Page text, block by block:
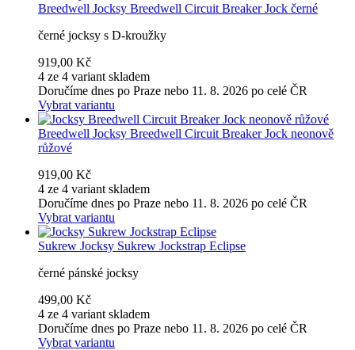
Breedwell Jocksy Breedwell Circuit Breaker Jock černé
černé jocksy s D-kroužky
919,00 Kč
4 ze 4 variant skladem
Doručíme dnes po Praze nebo 11. 8. 2026 po celé ČR
Vybrat variantu
Breedwell Jocksy Breedwell Circuit Breaker Jock neonově
růžové
919,00 Kč
4 ze 4 variant skladem
Doručíme dnes po Praze nebo 11. 8. 2026 po celé ČR
Vybrat variantu
Sukrew Jocksy Sukrew Jockstrap Eclipse
černé pánské jocksy
499,00 Kč
4 ze 4 variant skladem
Doručíme dnes po Praze nebo 11. 8. 2026 po celé ČR
Vybrat variantu